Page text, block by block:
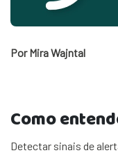
Por Mira Wajntal
Como
Detectar sinais de